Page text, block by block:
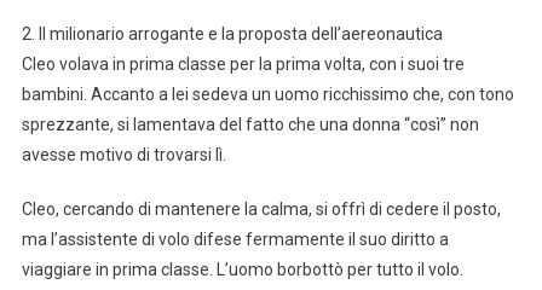
2. Il milionario arrogante e la proposta dell’aereonautica
Cleo volava in prima classe per la prima volta, con i suoi tre
bambini. Accanto a lei sedeva un uomo ricchissimo che, con tono
sprezzante, si lamentava del fatto che una donna “così” non
avesse motivo di trovarsi lì.
Cleo, cercando di mantenere la calma, si offrì di cedere il posto,
ma l’assistente di volo difese fermamente il suo diritto a
viaggiare in prima classe. L’uomo borbottò per tutto il volo.